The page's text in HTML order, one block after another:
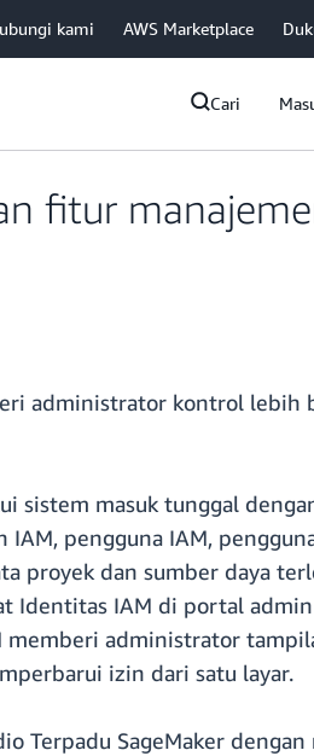
kami AWS Marketplace
Cari
fitur
administrator kontrol lebih
sistem masuk tunggal
pengguna IAM,
proyek dan sumber daya
Identitas IAM di portal
memberi administrator
izin dari satu layar.
Terpadu SageMaker